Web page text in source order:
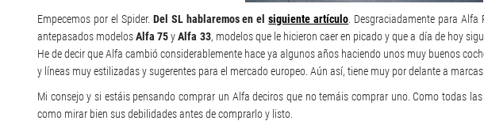
Empecemos por el Spider. Del SL hablaremos en elsiguiente artículo . Desgraciadamente para
antepasados modelosAlfa 75yAlfa 33, modelos que le hicieron caer en picado y que a día de hoy
He de decir que Alfa cambió considerablemente hace ya algunos años haciendo unos muy buenos
y líneas muy estilizadas y sugerentes para el mercado europeo. Aún así, tiene muy por delante a marcas
Mi consejo y si estáis pensando comprar un Alfa deciros que no temáis comprar uno. Como todas
como mirar bien sus debilidades antes de comprarlo y listo.